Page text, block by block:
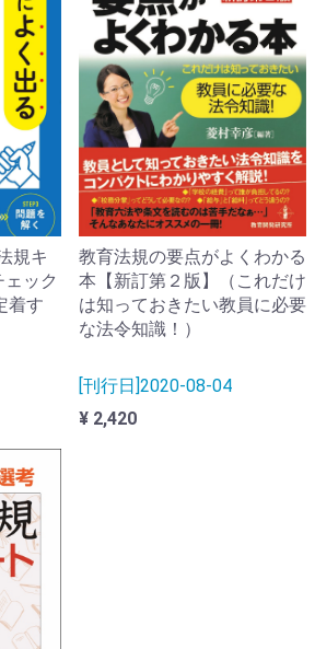
規キ
ック
着す
教育法規の要点がよくわかる
本【新訂第２版】（これだけ
は知っておきたい教員に必要
な法令知識！）
[刊行日]2020-08-04
¥ 2,420